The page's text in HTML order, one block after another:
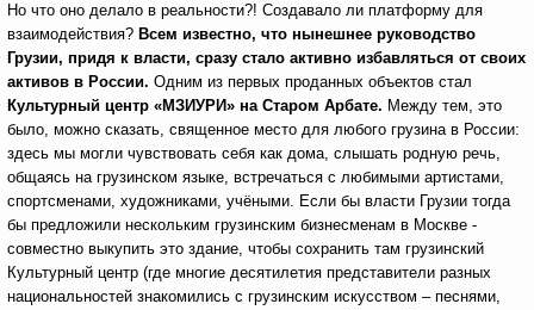
Но что оно делало в реальности?! Создавало ли платформу для
взаимодействия? Всем известно, что нынешнее руководство
Грузии, придя к власти, сразу стало активно избавляться от своих
активов в России. Одним из первых проданных объектов стал
Культурный центр «МЗИУРИ» на Старом Арбате. Между тем, это
было, можно сказать, священное место для любого грузина в России:
здесь мы могли чувствовать себя как дома, слышать родную речь,
общаясь на грузинском языке, встречаться с любимыми артистами,
спортсменами, художниками, учёными. Если бы власти Грузии тогда
бы предложили нескольким грузинским бизнесменам в Москве -
совместно выкупить это здание, чтобы сохранить там грузинский
Культурный центр (где многие десятилетия представители разных
национальностей знакомились с грузинским искусством – песнями,